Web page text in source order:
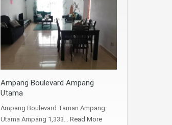
Ampang Boulevard Ampang
Utama
Ampang Boulevard Taman Ampang
Utama Ampang 1,333… Read More